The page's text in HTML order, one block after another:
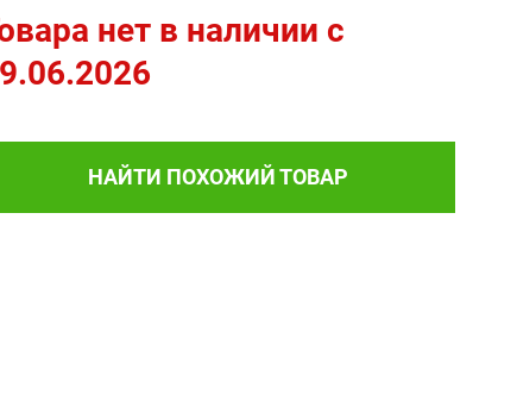
нет в наличии c
НАЙТИ ПОХОЖИЙ ТОВАР